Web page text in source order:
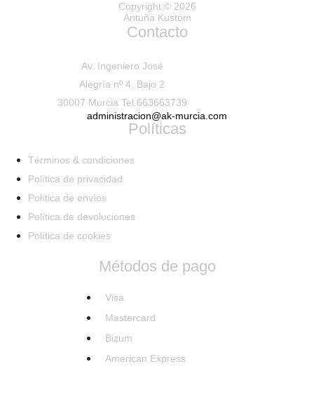
Copyright © 2026
Antuña Kustom
Contacto
Av. Ingeniero José
Alegría nº 4, Bajo 2
30007 Murcia Tel.663663739
administracion@ak-murcia.com
Políticas
Términos & condiciones
Política de privacidad
Política de envíos
Política de devoluciones
Política de cookies
Métodos de pago
Visa
Mastercard
Bizum
American Express